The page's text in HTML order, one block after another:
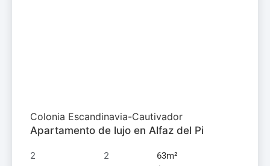
Colonia Escandinavia-Cautivador
Apartamento de lujo en Alfaz del Pi
2 2 63m²